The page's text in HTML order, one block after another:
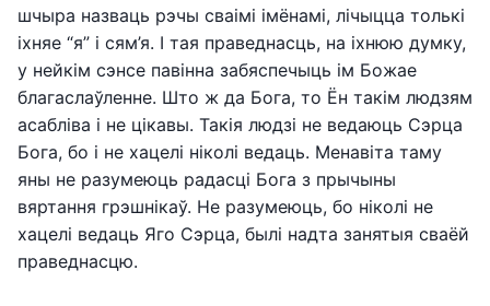
шчыра назваць рэчы сваімі імёнамі, лічыцца толькі
іхняе “я” і сям’я. І тая праведнасць, на іхнюю думку,
у нейкім сэнсе павінна забяспечыць ім Божае
благаслаўленне. Што ж да Бога, то Ён такім людзям
асабліва і не цікавы. Такія людзі не ведаюць Сэрца
Бога, бо і не хацелі ніколі ведаць. Менавіта таму
яны не разумеюць радасці Бога з прычыны
вяртання грэшнікаў. Не разумеюць, бо ніколі не
хацелі ведаць Яго Сэрца, былі надта занятыя сваёй
праведнасцю.